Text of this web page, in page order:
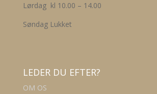
Lørdag kl 10.00 – 14.00
Søndag Lukket
LEDER DU EFTER?
OM OS